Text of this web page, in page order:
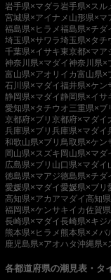
岩手県×マダラ岩手県×スル
宮城県×アイナメ 山形県×マ
福島県×ヒラメ福島県×チダ
埼玉県×サワラ埼玉県×タチ
千葉県×イサキ東京都×マア
神奈川県×マダイ神奈川県×
富山県×アオリイカ富山県×
石川県×マダイ福井県×ケン
静岡県×マダイ静岡県×イサ
愛知県×タチウオ三重県×ブ
京都府×ブリ 京都府×マダイ
兵庫県×ブリ 兵庫県×マダイ
和歌山県×ブリ 鳥取県×ケン
岡山県×スズキ岡山県×マダ
広島県×ブリ 山口県×マダイ
徳島県×マアジ徳島県×チダ
愛媛県×マダイ愛媛県×ブリ
高知県×アカアマダイ高知
福岡県×ケンサキイカ佐賀
長崎県×マダイ長崎県×キジ
熊本県×ヒラメ 熊本県×メバ
鹿児島県×アオハタ沖縄県×
各都道府県の潮見表・タ